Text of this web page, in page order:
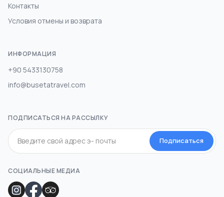
Контакты
Условия отмены и возврата
ИНФОРМАЦИЯ
+90 5433130758
info@busetatravel.com
ПОДПИСАТЬСЯ НА РАССЫЛКУ
Подписаться
СОЦИАЛЬНЫЕ МЕДИА